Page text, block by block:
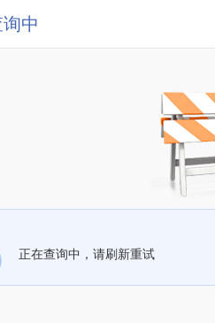
中
正在查询中，请刷新重试